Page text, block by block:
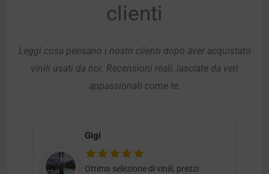
clienti
Leggi cosa pensano i nostri clienti dopo aver acquistato
vinili usati da noi. Recensioni reali, lasciate da veri
appassionati come te.
Gigi
Ottima selezione di vinili, prezzi